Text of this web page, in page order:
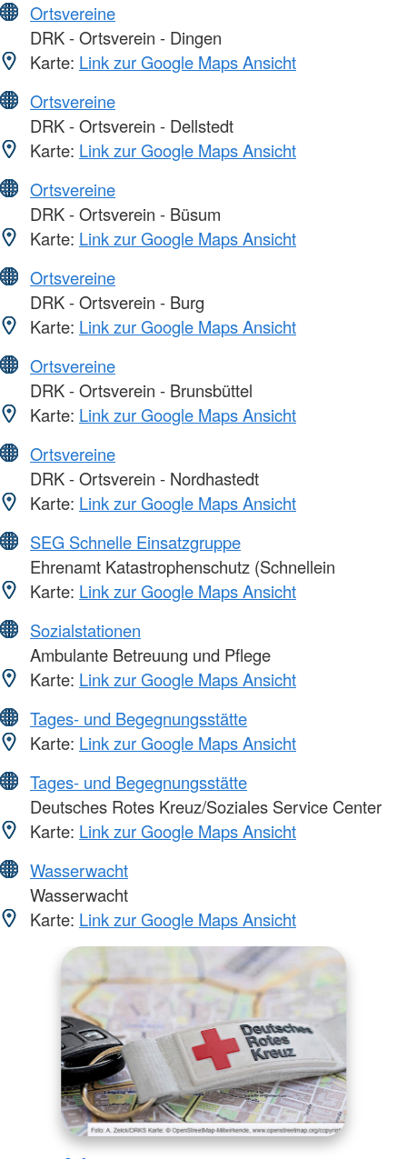
Ortsvereine
DRK - Ortsverein - Dingen
Karte: Link zur Google Maps Ansicht
Ortsvereine
DRK - Ortsverein - Dellstedt
Karte: Link zur Google Maps Ansicht
Ortsvereine
DRK - Ortsverein - Büsum
Karte: Link zur Google Maps Ansicht
Ortsvereine
DRK - Ortsverein - Burg
Karte: Link zur Google Maps Ansicht
Ortsvereine
DRK - Ortsverein - Brunsbüttel
Karte: Link zur Google Maps Ansicht
Ortsvereine
DRK - Ortsverein - Nordhastedt
Karte: Link zur Google Maps Ansicht
SEG Schnelle Einsatzgruppe
Ehrenamt Katastrophenschutz (Schnellein
Karte: Link zur Google Maps Ansicht
Sozialstationen
Ambulante Betreuung und Pflege
Karte: Link zur Google Maps Ansicht
Tages- und Begegnungsstätte
Karte: Link zur Google Maps Ansicht
Tages- und Begegnungsstätte
Deutsches Rotes Kreuz/Soziales Service Center
Karte: Link zur Google Maps Ansicht
Wasserwacht
Wasserwacht
Karte: Link zur Google Maps Ansicht